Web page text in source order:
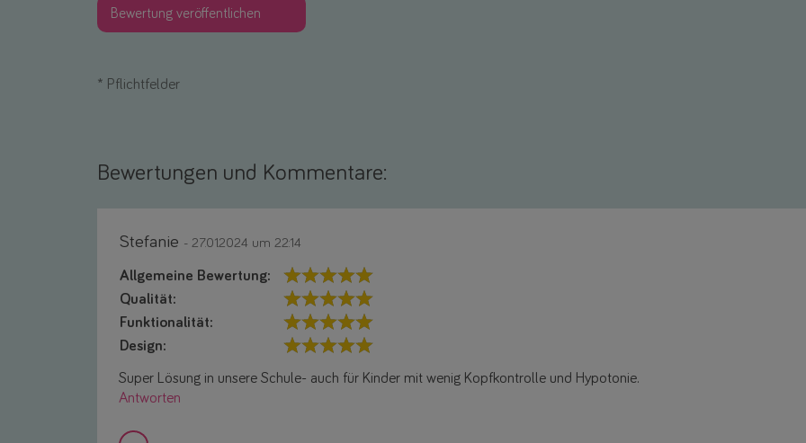
* Pflichtfelder
Bewertungen und Kommentare:
Stefanie - 27.01.2024 um 22:14
Allgemeine Bewertung:
Qualität:
Funktionalität:
Design:
Super Lösung in unsere Schule- auch für Kinder mit wenig Kopfkontrolle und Hypotonie.
Antworten